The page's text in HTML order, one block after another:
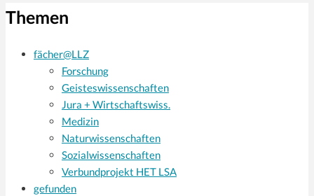
Themen
fächer@LLZ
Forschung
Geisteswissenschaften
Jura + Wirtschaftswiss.
Medizin
Naturwissenschaften
Sozialwissenschaften
Verbundprojekt HET LSA
gefunden